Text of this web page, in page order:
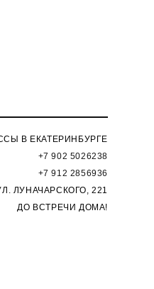
В ЕКАТЕРИНБУРГЕ
+7 902 5026238
+7 912 2856936
ЛУНАЧАРСКОГО, 221
ДО ВСТРЕЧИ ДОМА!